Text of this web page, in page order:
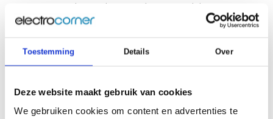
Toestemming Details Over
Deze website maakt gebruik van cookies
We gebruiken cookies om content en advertenties te
Internetten, mailen & tekstverwerken
Geschikt
Films & series kijken
Geschikt
Video's bewerken
controleer dit eerst en bepaal daarop uw keuze.